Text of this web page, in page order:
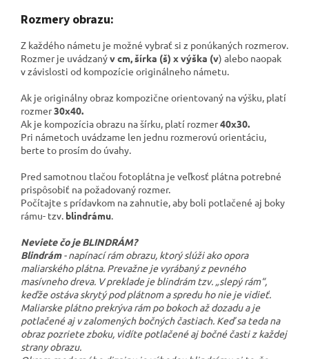
Rozmery obrazu:
Z každého námetu je možné vybrať si z ponúkaných rozmerov.
Rozmer je uvádzanýv cm, šírka (š) x výška (v) alebo naopak
v závislosti od kompozície originálneho námetu.
Ak je originálny obraz kompozične orientovaný na výšku, platí
rozmer30x40.
Ak je kompozícia obrazu na šírku, platí rozmer40x30.
Pri námetoch uvádzame len jednu rozmerovú orientáciu,
berte to prosím do úvahy.
Pred samotnou tlačou fotoplátna je veľkosť plátna potrebné
prispôsobiť na požadovaný rozmer.
Počítajte s prídavkom na zahnutie, aby boli potlačené aj boky
rámu- tzv. blindrámu.
Neviete čo je BLINDRÁM?
Blindrám- napínací rám obrazu, ktorý slúži ako opora
maliarského plátna. Prevažne je vyrábaný z pevného
masívneho dreva. V preklade je blindrám tzv. „slepý rám“,
keďže ostáva skrytý pod plátnom a spredu ho nie je vidieť.
Maliarske plátno prekrýva rám po bokoch až dozadu a je
potlačené aj v zalomených bočných častiach. Keď sa teda na
obraz pozriete zboku, vidíte potlačené aj bočné časti z každej
strany obrazu.